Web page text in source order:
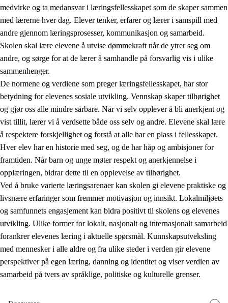
3.2 Undervisning og tilpasset opplæring
3.3 Samarbeid mellom hjem og skole
3.4 Opplæring i lærebedrift og arbeidsliv
3.5 Profesjonsfellesskap og skoleutvikling
medvirke og ta medansvar i læringsfellesskapet som de skaper sammen
med lærerne hver dag. Elever tenker, erfarer og lærer i samspill med
andre gjennom læringsprosesser, kommunikasjon og samarbeid.
Skolen skal lære elevene å utvise dømmekraft når de ytrer seg om
andre, og sørge for at de lærer å samhandle på forsvarlig vis i ulike
sammenhenger.
De normene og verdiene som preger læringsfellesskapet, har stor
betydning for elevenes sosiale utvikling. Vennskap skaper tilhørighet
og gjør oss alle mindre sårbare. Når vi selv opplever å bli anerkjent og
vist tillit, lærer vi å verdsette både oss selv og andre. Elevene skal lære
å respektere forskjellighet og forstå at alle har en plass i fellesskapet.
Hver elev har en historie med seg, og de har håp og ambisjoner for
framtiden. Når barn og unge møter respekt og anerkjennelse i
opplæringen, bidrar dette til en opplevelse av tilhørighet.
Ved å bruke varierte læringsarenaer kan skolen gi elevene praktiske og
livsnære erfaringer som fremmer motivasjon og innsikt. Lokalmiljøets
og samfunnets engasjement kan bidra positivt til skolens og elevenes
utvikling. Ulike former for lokalt, nasjonalt og internasjonalt samarbeid
forankrer elevenes læring i aktuelle spørsmål. Kunnskapsutveksling
med mennesker i alle aldre og fra ulike steder i verden gir elevene
perspektiver på egen læring, danning og identitet og viser verdien av
samarbeid på tvers av språklige, politiske og kulturelle grenser.